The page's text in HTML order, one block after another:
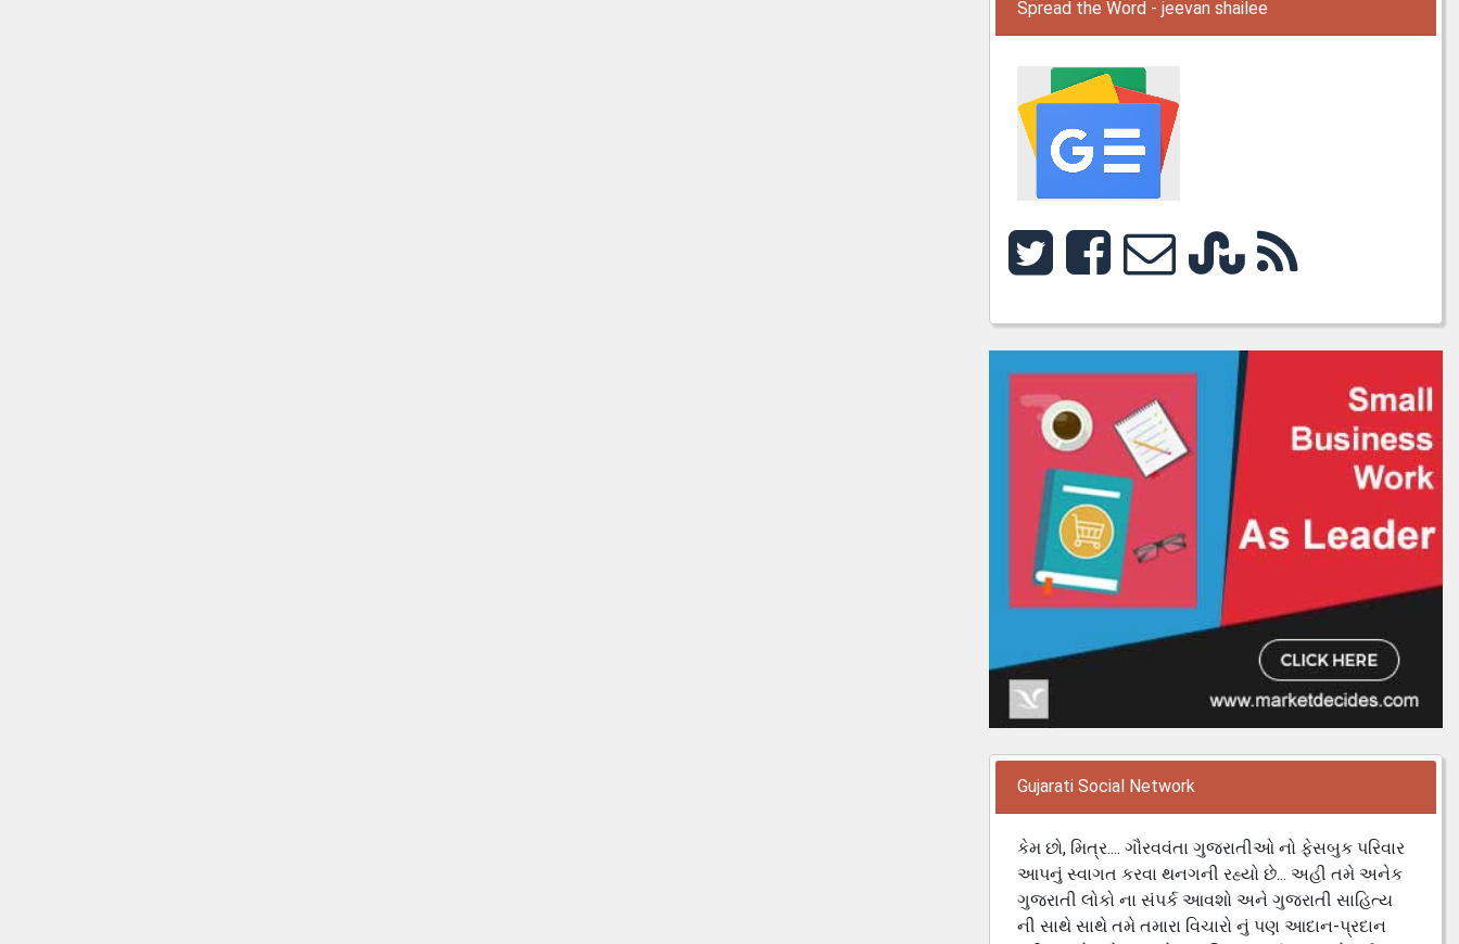
Spread the Word - jeevan shailee
Gujarati Social Network
કેમ છો, મિત્ર.... ગૌરવવંતા ગુજરાતીઓ નો ફેસબુક પરિવાર
આપનું સ્વાગત કરવા થનગની રહ્યો છે... અહી તમે અનેક
ગુજરાતી લોકો ના સંપર્ક આવશો અને ગુજરાતી સાહિત્ય
ની સાથે સાથે તમે તમારા વિચારો નું પણ આદાન-પ્રદાન